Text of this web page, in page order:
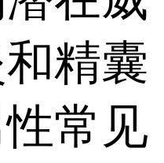
精囊
常见